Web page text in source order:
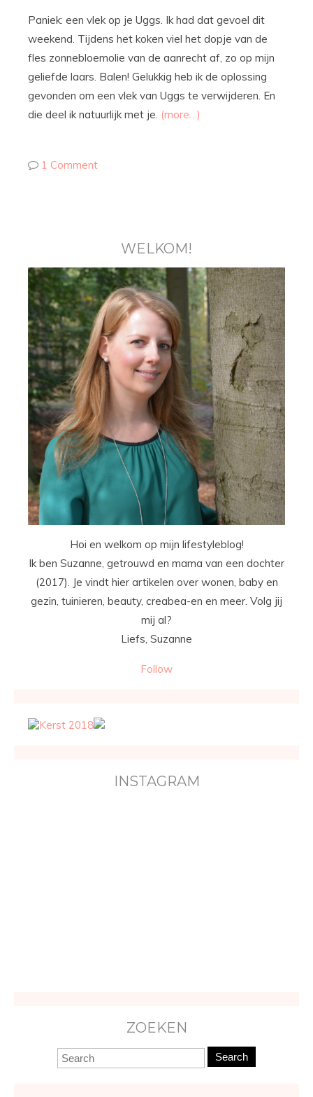
Paniek: een vlek op je Uggs. Ik had dat gevoel dit
weekend. Tijdens het koken viel het dopje van de
fles zonnebloemolie van de aanrecht af, zo op mijn
geliefde laars. Balen! Gelukkig heb ik de oplossing
gevonden om een vlek van Uggs te verwijderen. En
die deel ik natuurlijk met je. (more…)
1 Comment
WELKOM!
Hoi en welkom op mijn lifestyleblog!
Ik ben Suzanne, getrouwd en mama van een dochter
(2017). Je vindt hier artikelen over wonen, baby en
gezin, tuinieren, beauty, creabea-en en meer. Volg jij
mij al?
Liefs, Suzanne
Follow
INSTAGRAM
ZOEKEN
Search